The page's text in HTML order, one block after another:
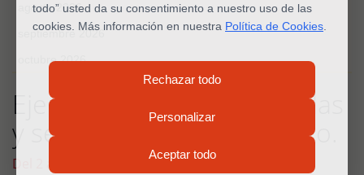
todo” usted da su consentimiento a nuestro uso de las
cookies. Más información en nuestra Política de Cookies
Rechazar todo
Personalizar
Aceptar todo
agosto 2026
septiembre 2026
octubre 2026
Ejercicios. Identidad, heridas
y seguimiento de Jesucristo.
Del 2 al 9 de julio de 2026